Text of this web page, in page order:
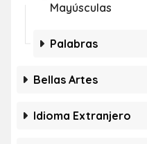
Mayúsculas
Palabras
Bellas Artes
Idioma Extranjero